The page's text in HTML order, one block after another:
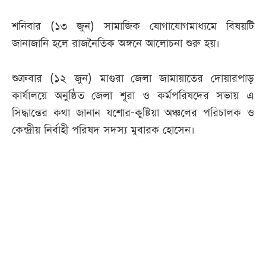
শনিবার (১৩ জুন) সামাজিক যোগাযোগমাধ্যমে বিষয়টি
জানাজানি হলে রাজনৈতিক অঙ্গনে আলোচনা শুরু হয়।
শুক্রবার (১২ জুন) মাগুরা জেলা জামায়াতের দোয়ারপাড়
কার্যালয়ে অনুষ্ঠিত জেলা শূরা ও কর্মপরিষদের সভায় এ
সিদ্ধান্তের কথা জানান যশোর-কুষ্টিয়া অঞ্চলের পরিচালক ও
কেন্দ্রীয় নির্বাহী পরিষদ সদস্য মুবারক হোসেন।